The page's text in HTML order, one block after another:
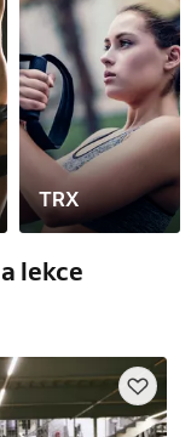
TRX
lekce